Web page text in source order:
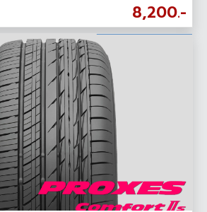
8,200.-